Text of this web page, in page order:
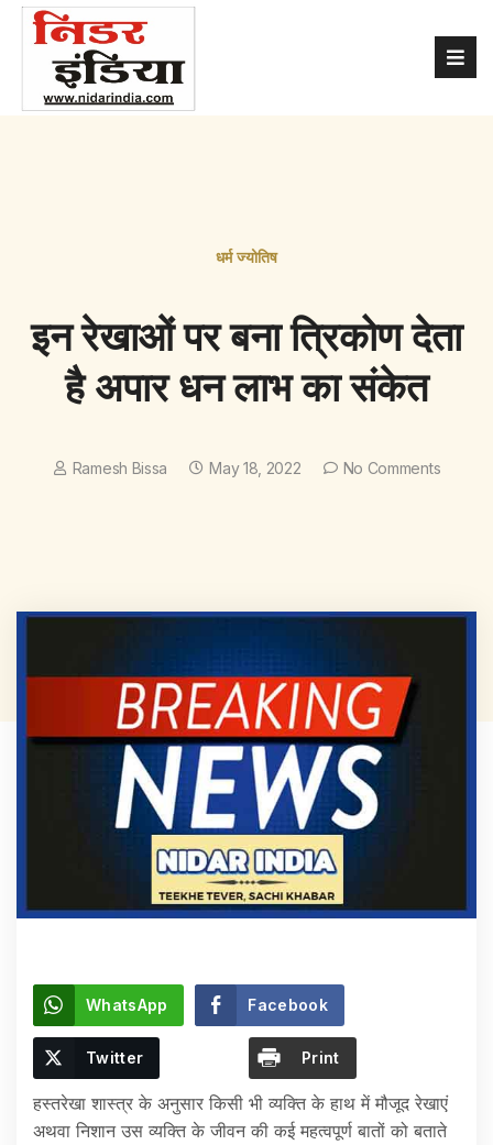
धर्म ज्योतिष
इन रेखाओं पर बना त्रिकोण देता
है अपार धन लाभ का संकेत
Ramesh Bissa May 18, 2022 No Comments
WhatsApp Facebook
Twitter Print
हस्तरेखा शास्त्र के अनुसार किसी भी व्यक्ति के हाथ में मौजूद रेखाएं
अथवा निशान उस व्यक्ति के जीवन की कई महत्वपूर्ण बातों को बताते